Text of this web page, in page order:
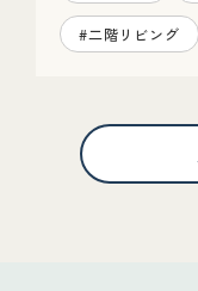
#二階リビング